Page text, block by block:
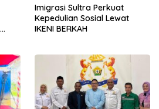
Imigrasi Sultra Perkuat
Kepedulian Sosial Lewat
IKENI BERKAH